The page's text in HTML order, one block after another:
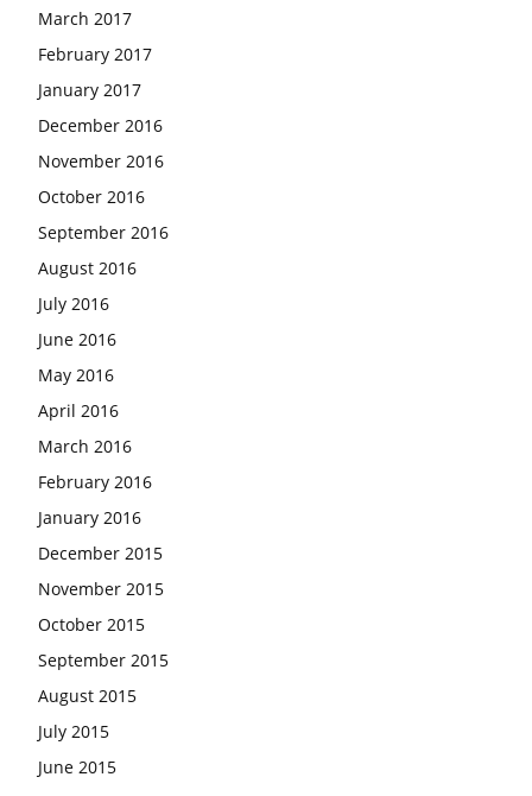
March 2017
February 2017
January 2017
December 2016
November 2016
October 2016
September 2016
August 2016
July 2016
June 2016
May 2016
April 2016
March 2016
February 2016
January 2016
December 2015
November 2015
October 2015
September 2015
August 2015
July 2015
June 2015